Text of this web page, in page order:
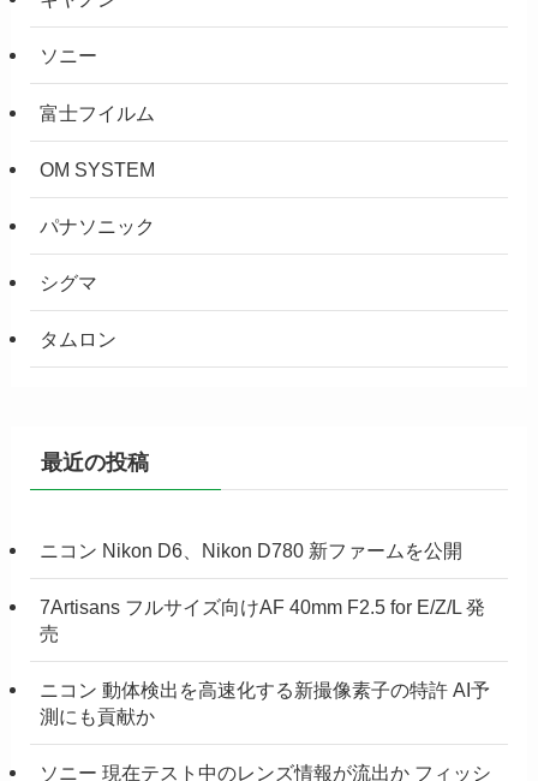
ソニー
富士フイルム
OM SYSTEM
パナソニック
シグマ
タムロン
最近の投稿
ニコン Nikon D6、Nikon D780 新ファームを公開
7Artisans フルサイズ向けAF 40mm F2.5 for E/Z/L 発
売
ニコン 動体検出を高速化する新撮像素子の特許 AI予
測にも貢献か
ソニー 現在テスト中のレンズ情報が流出か フィッシ